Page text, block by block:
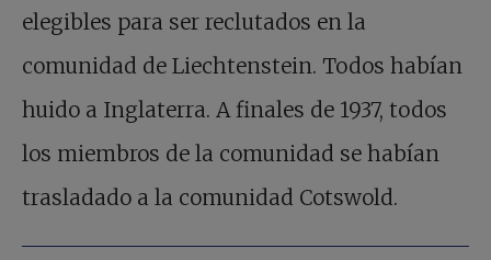
elegibles para ser reclutados en la
comunidad de Liechtenstein. Todos habían
huido a Inglaterra. A finales de 1937, todos
los miembros de la comunidad se habían
trasladado a la comunidad Cotswold.